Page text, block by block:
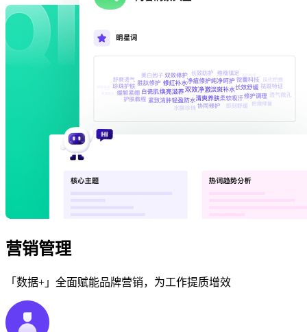
营销管理
「数据+」全面赋能品牌营销，为工作提质增效